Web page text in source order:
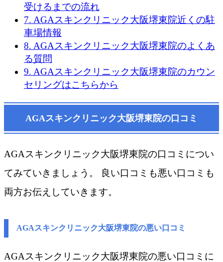
受けるまでの流れ
7. AGAスキンクリニック大阪堺東院近くの駐
車場情報
8. AGAスキンクリニック大阪堺東院のよくあ
る質問
9. AGAスキンクリニック大阪堺東院のカウン
セリングはこちらから
AGAスキンクリニック大阪堺東院の口コミ
AGAスキンクリニック大阪堺東院の口コミについ
てみていきましょう。 良い口コミも悪い口コミも
両方お伝えしていきます。
AGAスキンクリニック大阪堺東院の悪い口コミ
AGAスキンクリニック大阪堺東院の悪い口コミに